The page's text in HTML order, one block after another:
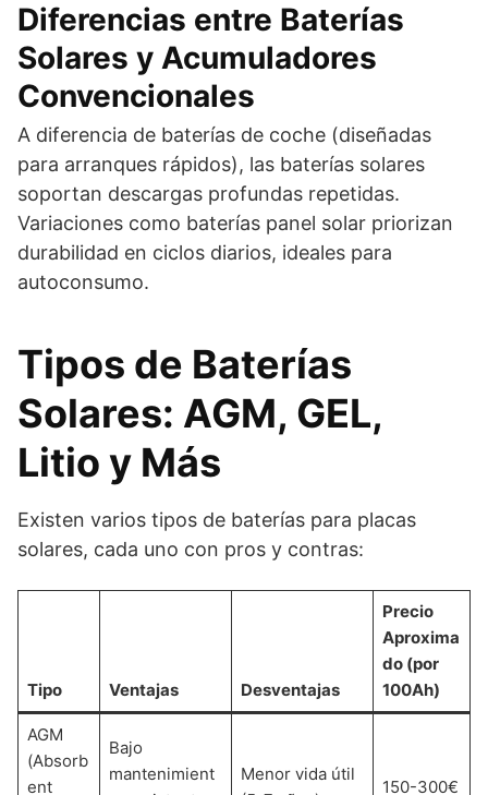
Diferencias entre Baterías
Solares y Acumuladores
Convencionales
A diferencia de baterías de coche (diseñadas
para arranques rápidos), las baterías solares
soportan descargas profundas repetidas.
Variaciones como baterías panel solar priorizan
durabilidad en ciclos diarios, ideales para
autoconsumo.
Tipos de Baterías
Solares: AGM, GEL,
Litio y Más
Existen varios tipos de baterías para placas
solares, cada uno con pros y contras:
Tipo Ventajas Desventajas
Precio
Aproxima
do (por
100Ah)
AGM
(Absorb
ent
Bajo
mantenimient
Menor vida útil
150-300€